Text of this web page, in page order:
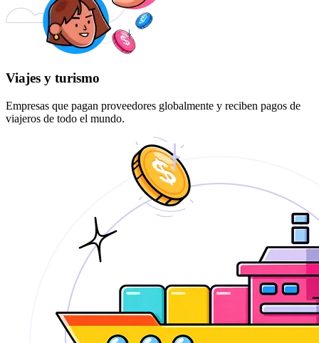
Viajes y turismo
Empresas que pagan proveedores globalmente y reciben pagos de
viajeros de todo el mundo.